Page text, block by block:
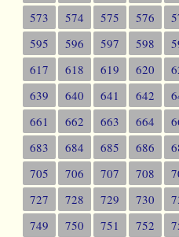
573
574 575 576
595
596 597 598
617
618 619 620
639
640 641 642
661
662 663 664
683
684 685 686
705
706 707 708
727
728 729 730
749
750 751 752